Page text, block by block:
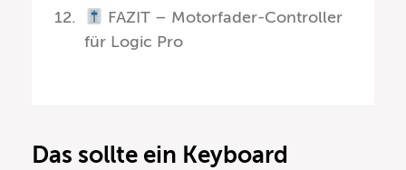
FAZIT – Motorfader-Controller
für Logic Pro
Das sollte ein Keyboard